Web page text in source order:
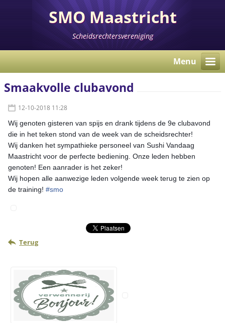
SMO Maastricht
Scheidsrechtersvereniging
Menu
Smaakvolle clubavond
12-10-2018 11:28
Wij genoten gisteren van spijs en drank tijdens de 9e clubavond
die in het teken stond van de week van de scheidsrechter!
Wij danken het sympathieke personeel van Sushi Vandaag
Maastricht voor de perfecte bediening. Onze leden hebben
genoten! Een aanrader is het zeker!
Wij hopen alle aanwezige leden volgende week terug te zien op
de training!#smo
Terug